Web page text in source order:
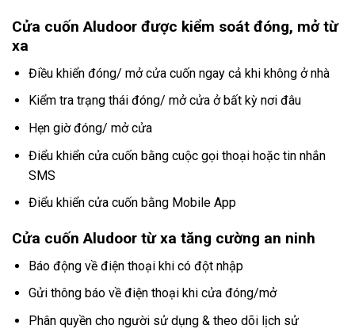
Cửa cuốn Aludoor được kiểm soát đóng, mở từ
xa
Điều khiển đóng/ mở cửa cuốn ngay cả khi không ở nhà
Kiểm tra trạng thái đóng/ mở cửa ở bất kỳ nơi đâu
Hẹn giờ đóng/ mở cửa
Điểu khiển cửa cuốn bằng cuộc gọi thoại hoặc tin nhắn
SMS
Điểu khiển cửa cuốn bằng Mobile App
Cửa cuốn Aludoor từ xa tăng cường an ninh
Báo động về điện thoại khi có đột nhập
Gửi thông báo về điện thoại khi cửa đóng/mở
Phân quyền cho người sử dụng & theo dõi lịch sử